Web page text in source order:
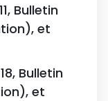
Bulletin
et
Bulletin
et